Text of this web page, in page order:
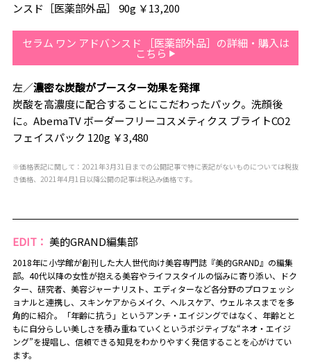
ンスド［医薬部外品］ 90g ￥13,200
セラム ワン アドバンスド ［医薬部外品］の詳細・購入は
こちら
左／濃密な炭酸がブースター効果を発揮
炭酸を高濃度に配合することにこだわったパック。洗顔後
に。AbemaTV ボーダーフリーコスメティクス ブライトCO2
フェイスパック 120g ￥3,480
※価格表記に関して：2021年3月31日までの公開記事で特に表記がないものについては税抜
き価格、2021年4月1日以降公開の記事は税込み価格です。
EDIT： 美的GRAND編集部
2018年に小学館が創刊した大人世代向け美容専門誌『美的GRAND』の編集
部。40代以降の女性が抱える美容やライフスタイルの悩みに寄り添い、ドク
ター、研究者、美容ジャーナリスト、エディターなど各分野のプロフェッシ
ョナルと連携し、スキンケアからメイク、ヘルスケア、ウェルネスまでを多
角的に紹介。「年齢に抗う」というアンチ・エイジングではなく、年齢とと
もに自分らしい美しさを積み重ねていくというポジティブな“ネオ・エイジ
ング”を提唱し、信頼できる知見をわかりやすく発信することを心がけてい
ます。